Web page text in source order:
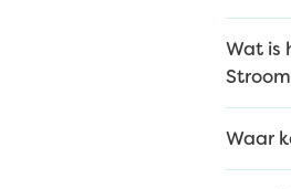
Wat is
Waar